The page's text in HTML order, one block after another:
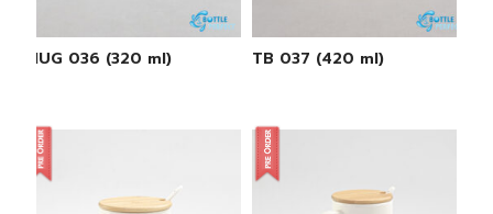
MUG 036 (320 ml) TB 037 (420 ml)